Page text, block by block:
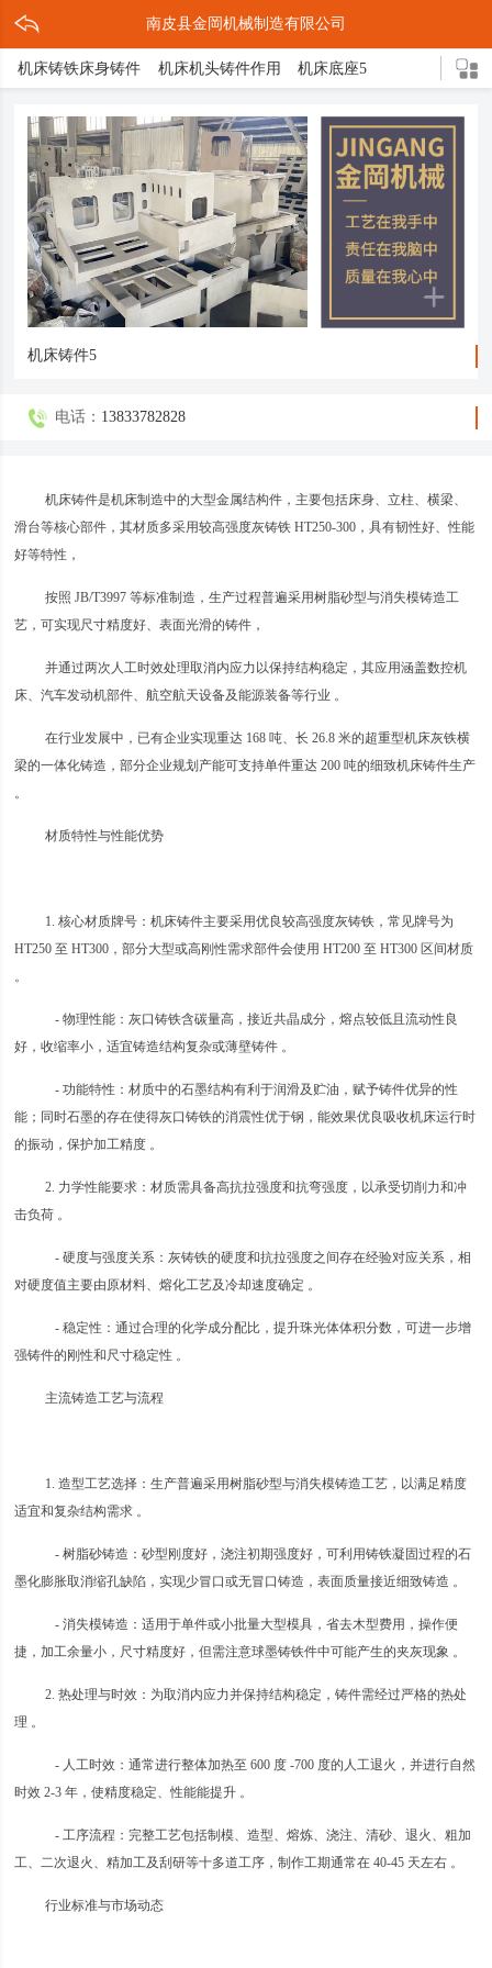
南皮县金岡机械制造有限公司
机床铸铁床身铸件 机床机头铸件作用 机床底座5
机床底座的结构 机头铸件 灰铁床身介绍 灰铁机床轴承座
球形立柱 机床铸件5 机床导轨3 灰铁机头铸件
压铸缩孔原因解决措施 球铁铸造三大亮点 机床底座铸造方式
机床底座是什么 轴承支架 箱体铸件 机床床脚 球墨铸件
球体磨床 机床铸铁 球铁铸件介绍
机床铸件5
电话： 13833782828
机床铸件是机床制造中的大型金属结构件，主要包括床身、立柱、横梁、
滑台等核心部件，其材质多采用较高强度灰铸铁 HT250-300，具有韧性好、性能
好等特性，
按照 JB/T3997 等标准制造，生产过程普遍采用树脂砂型与消失模铸造工
艺，可实现尺寸精度好、表面光滑的铸件，
并通过两次人工时效处理取消内应力以保持结构稳定，其应用涵盖数控机
床、汽车发动机部件、航空航天设备及能源装备等行业 。
在行业发展中，已有企业实现重达 168 吨、长 26.8 米的超重型机床灰铁横
梁的一体化铸造，部分企业规划产能可支持单件重达 200 吨的细致机床铸件生产
。
材质特性与性能优势
1. 核心材质牌号：机床铸件主要采用优良较高强度灰铸铁，常见牌号为
HT250 至 HT300，部分大型或高刚性需求部件会使用 HT200 至 HT300 区间材质
。
- 物理性能：灰口铸铁含碳量高，接近共晶成分，熔点较低且流动性良
好，收缩率小，适宜铸造结构复杂或薄壁铸件 。
- 功能特性：材质中的石墨结构有利于润滑及贮油，赋予铸件优异的性
能；同时石墨的存在使得灰口铸铁的消震性优于钢，能效果优良吸收机床运行时
的振动，保护加工精度 。
2. 力学性能要求：材质需具备高抗拉强度和抗弯强度，以承受切削力和冲
击负荷 。
- 硬度与强度关系：灰铸铁的硬度和抗拉强度之间存在经验对应关系，相
对硬度值主要由原材料、熔化工艺及冷却速度确定 。
- 稳定性：通过合理的化学成分配比，提升珠光体体积分数，可进一步增
强铸件的刚性和尺寸稳定性 。
主流铸造工艺与流程
1. 造型工艺选择：生产普遍采用树脂砂型与消失模铸造工艺，以满足精度
适宜和复杂结构需求 。
- 树脂砂铸造：砂型刚度好，浇注初期强度好，可利用铸铁凝固过程的石
墨化膨胀取消缩孔缺陷，实现少冒口或无冒口铸造，表面质量接近细致铸造 。
- 消失模铸造：适用于单件或小批量大型模具，省去木型费用，操作便
捷，加工余量小，尺寸精度好，但需注意球墨铸铁件中可能产生的夹灰现象 。
2. 热处理与时效：为取消内应力并保持结构稳定，铸件需经过严格的热处
理 。
- 人工时效：通常进行整体加热至 600 度 -700 度的人工退火，并进行自然
时效 2-3 年，使精度稳定、性能能提升 。
- 工序流程：完整工艺包括制模、造型、熔炼、浇注、清砂、退火、粗加
工、二次退火、精加工及刮研等十多道工序，制作工期通常在 40-45 天左右 。
行业标准与市场动态